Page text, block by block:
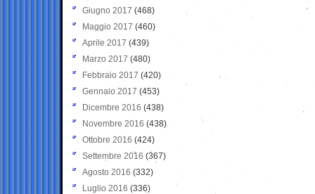
Giugno 2017 (468)
Maggio 2017 (460)
Aprile 2017 (439)
Marzo 2017 (480)
Febbraio 2017 (420)
Gennaio 2017 (453)
Dicembre 2016 (438)
Novembre 2016 (438)
Ottobre 2016 (424)
Settembre 2016 (367)
Agosto 2016 (332)
Luglio 2016 (336)